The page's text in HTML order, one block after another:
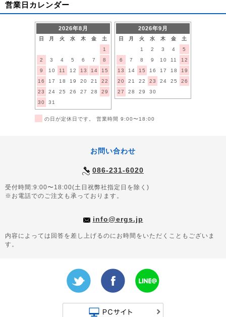
営業日カレンダー
2026年8月
日 月 火 水 木 金
土
1
2
3 4 5 6 7
8
9
10 11 12 13 14
15
16
17 18 19 20 21
22
23
24 25 26 27 28
29
30
31
2026年9月
日 月 火 水 木 金
土
1
2 3 4
5
6
7 8 9 10 11
12
13
14 15 16 17 18
19
20
21 22 23 24 25
26
27
28 29 30
の日が定休日です。 営業時間 9:00〜18:00
お問い合わせ
086-231-6020
受付時間:9:00〜18:00(土日祝弊社指定日を除く)
※お電話でのご注文も承っております。
info@ergs.jp
内容によっては回答を差し上げるのにお時間をいただくこともございま
す。